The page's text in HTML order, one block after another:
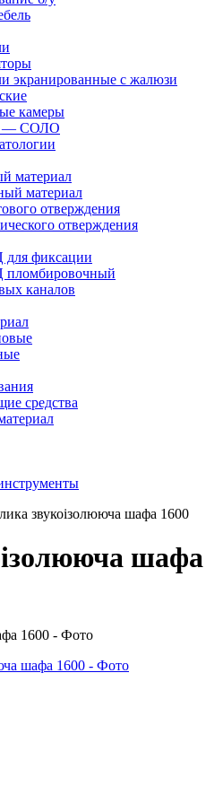
экранированные с жалюзи
камеры
— СОЛО
материал
материал
отверждения
отверждения
фиксации
каналов
средства
звукоізолююча шафа 1600
шафа